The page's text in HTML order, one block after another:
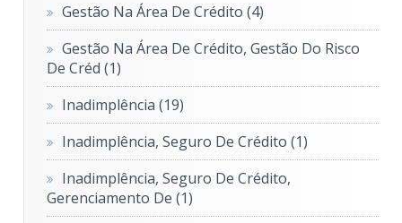
Gestão Na Área De Crédito(4)
Gestão Na Área De Crédito, Gestão Do Risco
De Créd(1)
Inadimplência(19)
Inadimplência, Seguro De Crédito(1)
Inadimplência, Seguro De Crédito,
Gerenciamento De(1)